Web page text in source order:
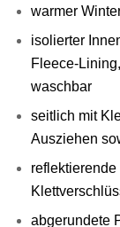
warmer
isolierter
Fleece-
waschbar
seitlich mit
Ausziehen
abgerundete